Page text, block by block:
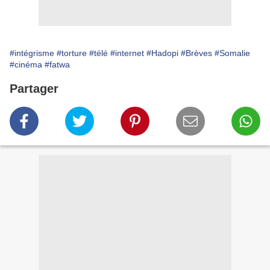
#intégrisme #torture #télé #internet #Hadopi #Brèves #Somalie
#cinéma #fatwa
Partager